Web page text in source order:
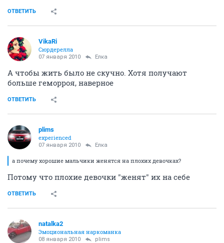
ОТВЕТИТЬ
VikaRi
Сюрдерелла
07 января 2010 Ёлка
А чтобы жить было не скучно. Хотя получают
больше геморроя, наверное
ОТВЕТИТЬ
plims
experienced
07 января 2010 Ёлка
а почему хорошие мальчики женятся на плохих девочках?
Потому что плохие девочки "женят" их на себе
ОТВЕТИТЬ
natalka2
Эмоциональная наркоманка
08 января 2010 plims